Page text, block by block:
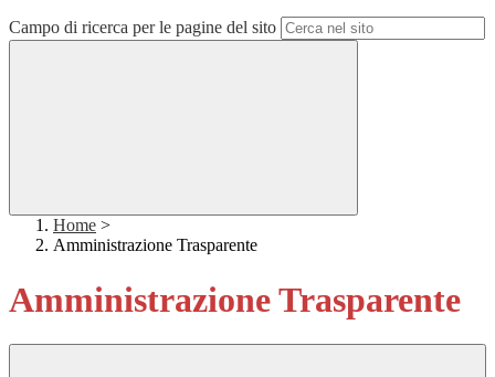
Campo di ricerca per le pagine del sito
Home >
Amministrazione Trasparente
Amministrazione Trasparente